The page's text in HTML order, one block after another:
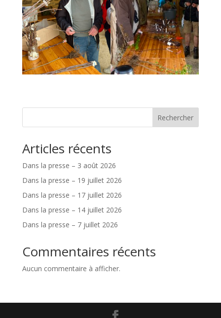
Rechercher
Articles récents
Dans la presse – 3 août 2026
Dans la presse – 19 juillet 2026
Dans la presse – 17 juillet 2026
Dans la presse – 14 juillet 2026
Dans la presse – 7 juillet 2026
Commentaires récents
Aucun commentaire à afficher.